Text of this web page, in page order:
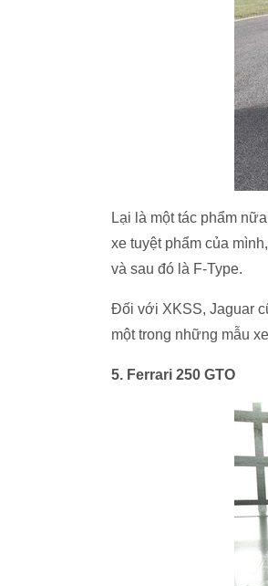
Lại là một tác phẩm
xe tuyệt phẩm của
và sau đó là F-Type.
Đối với XKSS, Jaguar
một trong những mẫu
5. Ferrari 250 GTO